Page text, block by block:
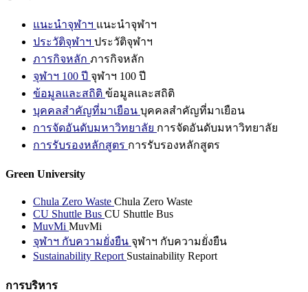
แนะนำจุฬาฯ แนะนำจุฬาฯ
ประวัติจุฬาฯ ประวัติจุฬาฯ
ภารกิจหลัก ภารกิจหลัก
จุฬาฯ 100 ปี จุฬาฯ 100 ปี
ข้อมูลและสถิติ ข้อมูลและสถิติ
บุคคลสำคัญที่มาเยือน บุคคลสำคัญที่มาเยือน
การจัดอันดับมหาวิทยาลัย การจัดอันดับมหาวิทยาลัย
การรับรองหลักสูตร การรับรองหลักสูตร
Green University
Chula Zero Waste Chula Zero Waste
CU Shuttle Bus CU Shuttle Bus
MuvMi MuvMi
จุฬาฯ กับความยั่งยืน จุฬาฯ กับความยั่งยืน
Sustainability Report Sustainability Report
การบริหาร